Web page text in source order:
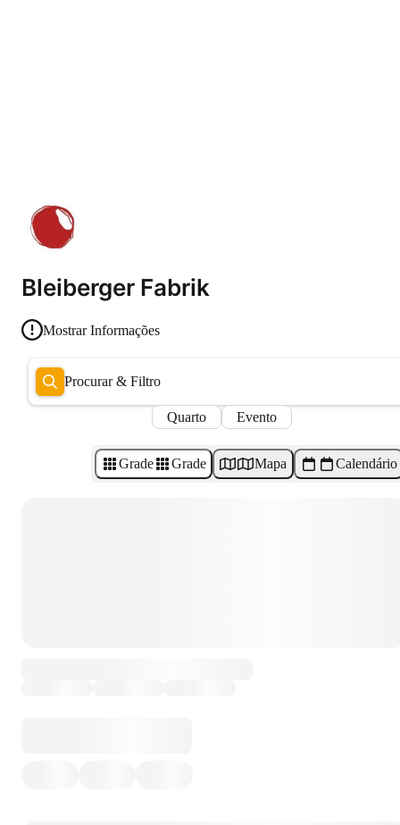
Bleiberger Fabrik
Mostrar Informações
Procurar & Filtro
Quarto Evento
Grade Grade Mapa Calendário